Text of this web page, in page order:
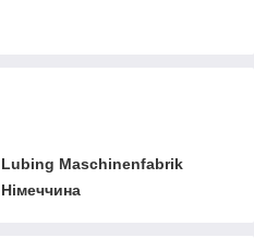
Lubing Maschinenfabrik
Німеччина